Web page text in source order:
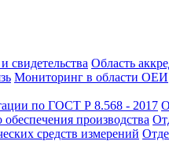
свидетельства Область
Мониторинг в области ОЕИ
по ГОСТ Р 8.568 - 2017
производства
средств измерений